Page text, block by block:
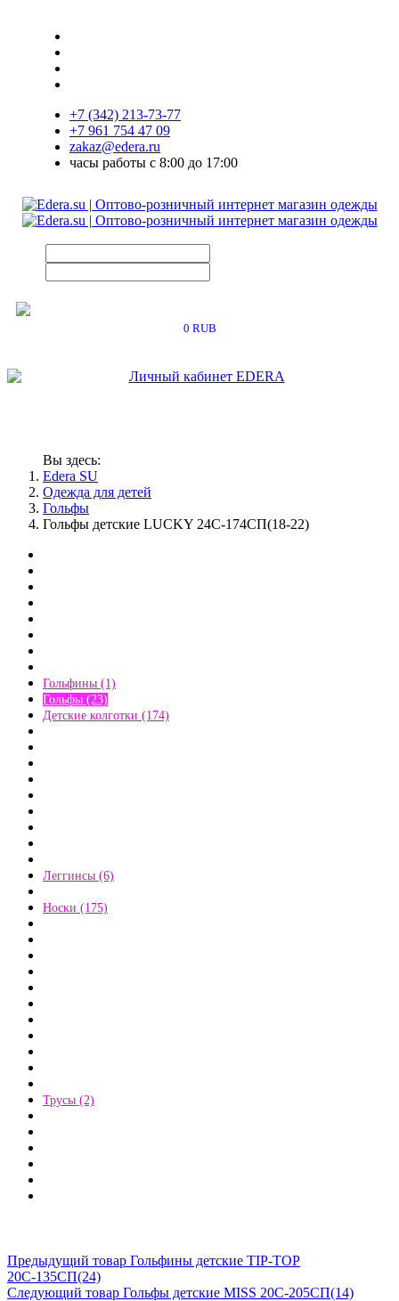
+7 (342) 213-73-77
+7 961 754 47 09
zakaz@edera.ru
часы работы с 8:00 до 17:00
0 RUB
Вы здесь:
Edera SU
Одежда для детей
Гольфы
Гольфы детские LUCKY 24С-174СП(18-22)
Гольфины (1)
Гольфы (23)
Детские колготки (174)
Леггинсы (6)
Носки (175)
Трусы (2)
Предыдущий товар Гольфины детские TIP-TOP
20С-135СП(24)
Следующий товар Гольфы детские MISS 20С-205СП(14)